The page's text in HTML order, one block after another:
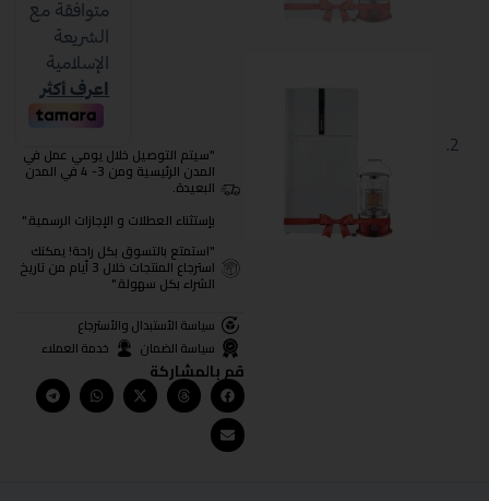
"سيتم التوصيل خلال يومي عمل في
المدن الرئيسية ومن 3- 4 في المدن
البعيدة.
بإستثناء العطلات و الإجازات الرسمية."
"استمتع بالتسوق بكل راحة! يمكنك
استرجاع المنتجات خلال 3 أيام من تاريخ
الشراء بكل سهولة."
سياسة الأستبدال والأسترجاع
سياسة الضمان
خدمة العملاء
قم بالمشاركة